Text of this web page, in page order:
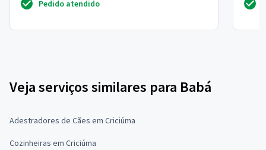
Pedido atendido
Veja serviços similares para Babá
Adestradores de Cães em Criciúma
Cozinheiras em Criciúma